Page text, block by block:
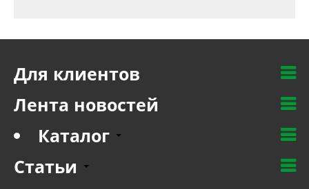
Для клиентов
Лента новостей
Каталог
Статьи